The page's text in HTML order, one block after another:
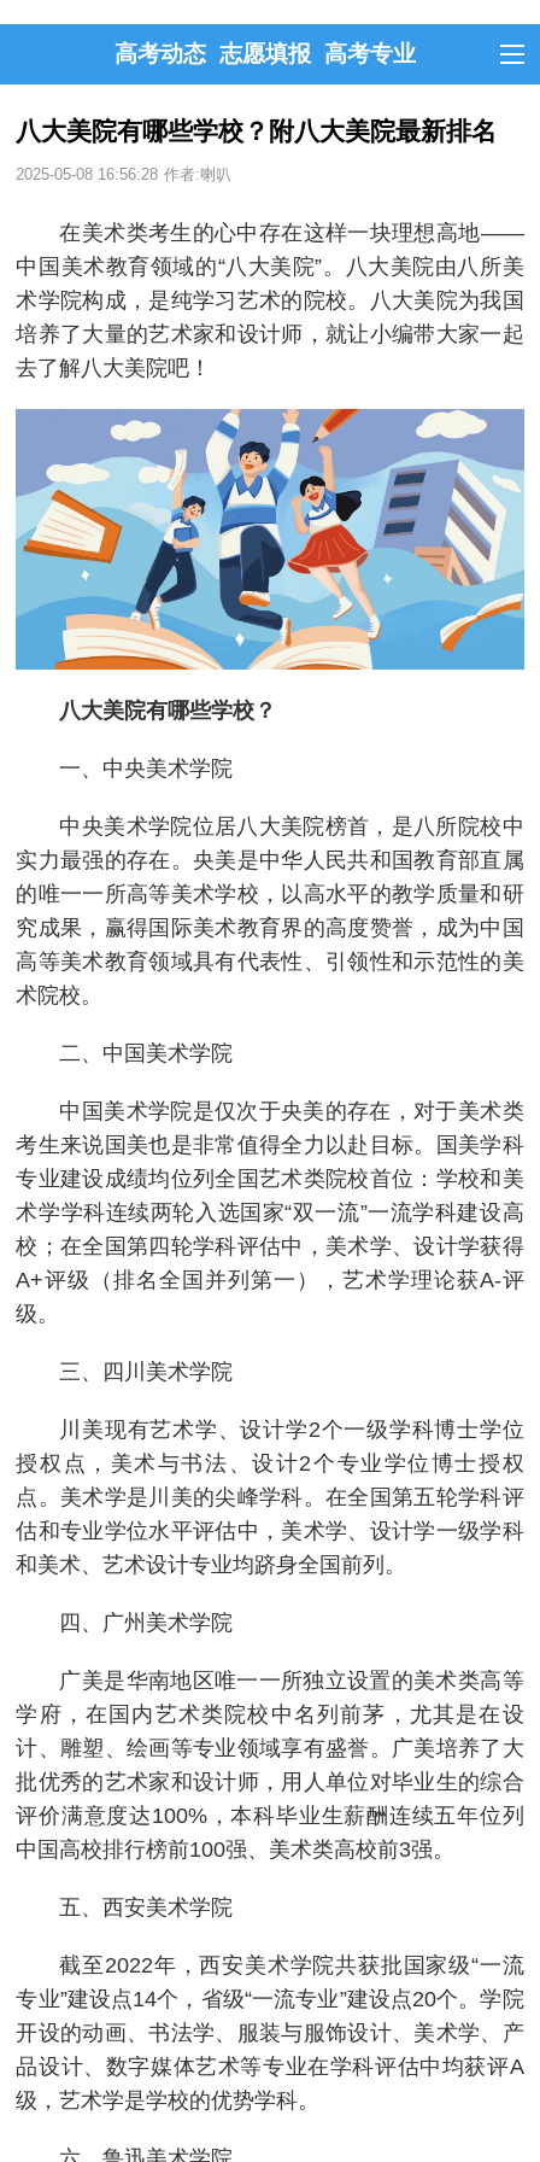
高考动态 志愿填报 高考专业
八大美院有哪些学校？附八大美院最新排名
2025-05-08 16:56:28 作者:喇叭
在美术类考生的心中存在这样一块理想高地——
中国美术教育领域的“八大美院”。八大美院由八所美
术学院构成，是纯学习艺术的院校。八大美院为我国
培养了大量的艺术家和设计师，就让小编带大家一起
去了解八大美院吧！
八大美院有哪些学校？
一、中央美术学院
中央美术学院位居八大美院榜首，是八所院校中
实力最强的存在。央美是中华人民共和国教育部直属
的唯一一所高等美术学校，以高水平的教学质量和研
究成果，赢得国际美术教育界的高度赞誉，成为中国
高等美术教育领域具有代表性、引领性和示范性的美
术院校。
二、中国美术学院
中国美术学院是仅次于央美的存在，对于美术类
考生来说国美也是非常值得全力以赴目标。国美学科
专业建设成绩均位列全国艺术类院校首位：学校和美
术学学科连续两轮入选国家“双一流”一流学科建设高
校；在全国第四轮学科评估中，美术学、设计学获得
A+评级（排名全国并列第一），艺术学理论获A-评
级。
三、四川美术学院
川美现有艺术学、设计学2个一级学科博士学位
授权点，美术与书法、设计2个专业学位博士授权
点。美术学是川美的尖峰学科。在全国第五轮学科评
估和专业学位水平评估中，美术学、设计学一级学科
和美术、艺术设计专业均跻身全国前列。
四、广州美术学院
广美是华南地区唯一一所独立设置的美术类高等
学府，在国内艺术类院校中名列前茅，尤其是在设
计、雕塑、绘画等专业领域享有盛誉。广美培养了大
批优秀的艺术家和设计师，用人单位对毕业生的综合
评价满意度达100%，本科毕业生薪酬连续五年位列
中国高校排行榜前100强、美术类高校前3强。
五、西安美术学院
截至2022年，西安美术学院共获批国家级“一流
专业”建设点14个，省级“一流专业”建设点20个。学院
开设的动画、书法学、服装与服饰设计、美术学、产
品设计、数字媒体艺术等专业在学科评估中均获评A
级，艺术学是学校的优势学科。